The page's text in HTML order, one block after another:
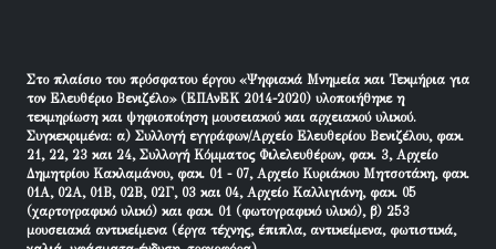
Στο πλαίσιο του πρόσφατου έργου «Ψηφιακά Μνημεία και Τεκμήρια για
τον Ελευθέριο Βενιζέλο» (ΕΠΑνΕΚ 2014-2020) υλοποιήθηκε η
τεκμηρίωση και ψηφιοποίηση μουσειακού και αρχειακού υλικού.
Συγκεκριμένα: α) Συλλογή εγγράφων/Αρχείο Ελευθερίου Βενιζέλου, φακ.
21, 22, 23 και 24, Συλλογή Κόμματος Φιλελευθέρων, φακ. 3, Αρχείο
Δημητρίου Κακλαμάνου, φακ. 01 - 07, Αρχείο Κυριάκου Μητσοτάκη, φακ.
01Α, 02Α, 01Β, 02Β, 02Γ, 03 και 04, Αρχείο Καλλιγιάνη, φακ. 05
(χαρτογραφικό υλικό) και φακ. 01 (φωτογραφικό υλικό), β) 253
μουσειακά αντικείμενα (έργα τέχνης, έπιπλα, αντικείμενα, φωτιστικά,